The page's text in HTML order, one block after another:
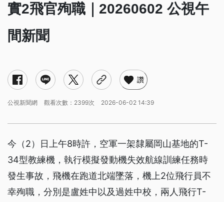
實2飛官殉職｜20260602 公視午
間新聞
讚
公視新聞網 觀看次數：2399次 2026-06-02 14:39
今（2）日上午8時許，空軍一架隸屬岡山基地的T-
34型教練機，執行模擬發動機失效航線訓練任務時
發生事故，飛機在跑道北端墜落，機上2位飛行員不
幸殉職，分別是盧姓中以及過姓中校，兩人飛行T-